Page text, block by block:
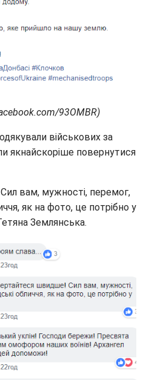
93OMBR)
військових за
якнайскоріше повернутися
вам, мужності, перемог,
як на фото, це потрібно у
Землянська.